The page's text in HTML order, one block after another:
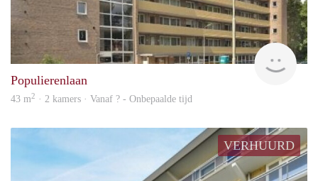
Populierenlaan
43 m2 · 2 kamers · Vanaf ? - Onbepaalde tijd
VERHUURD